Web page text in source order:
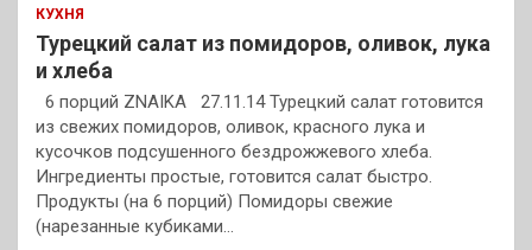
КУХНЯ
Турецкий салат из помидоров, оливок, лука
и хлеба
6 порций ZNAIKA 27.11.14 Турецкий салат готовится
из свежих помидоров, оливок, красного лука и
кусочков подсушенного бездрожжевого хлеба.
Ингредиенты простые, готовится салат быстро.
Продукты (на 6 порций) Помидоры свежие
(нарезанные кубиками…